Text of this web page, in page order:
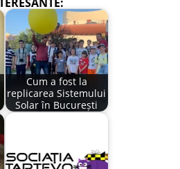
Cum a fost la
replicarea Sistemului
Solar în București